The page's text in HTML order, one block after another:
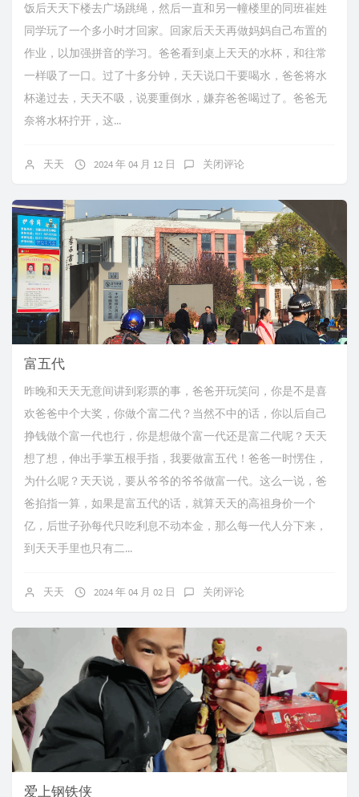
饭后天天下楼去广场跳绳，然后一直和另一幢楼里的同班崔姓
同学玩了一个多小时才回家。回家后天天再做妈妈自己布置的
作业，以加强拼音的学习。爸爸看到桌上天天的水杯，和往常
一样吸了一口。过了十多分钟，天天说口干要喝水，爸爸将水
杯递过去，天天不吸，说要重倒水，嫌弃爸爸喝过了。爸爸无
奈将水杯拧开，这...
天天 2024 年 04 月 12 日 关闭评论
富五代
昨晚和天天无意间讲到彩票的事，爸爸开玩笑问，你是不是喜
欢爸爸中个大奖，你做个富二代？当然不中的话，你以后自己
挣钱做个富一代也行，你是想做个富一代还是富二代呢？天天
想了想，伸出手掌五根手指，我要做富五代！爸爸一时愣住，
为什么呢？天天说，要从爷爷的爷爷做富一代。这么一说，爸
爸掐指一算，如果是富五代的话，就算天天的高祖身价一个
亿，后世子孙每代只吃利息不动本金，那么每一代人分下来，
到天天手里也只有二...
天天 2024 年 04 月 02 日 关闭评论
爱上钢铁侠